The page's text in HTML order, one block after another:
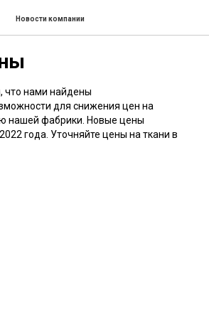
Новости компании
что нами найдены
для снижения цен на
нашей фабрики. Новые цены
года. Уточняйте цены на ткани в